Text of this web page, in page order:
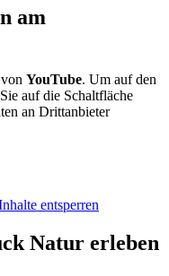
am
YouTube. Um auf den
auf die Schaltfläche
an Drittanbieter
entsperren
Natur erleben